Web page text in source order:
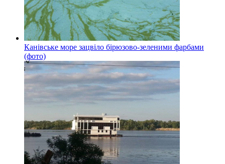
Канівське море зацвіло бірюзово-зеленими фарбами
(фото)